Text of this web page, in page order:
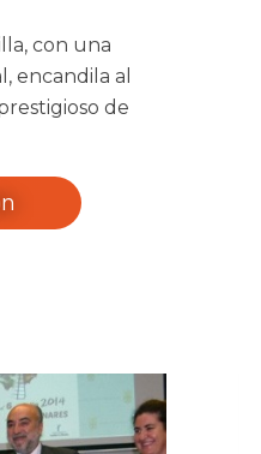
con una
encandila al
de